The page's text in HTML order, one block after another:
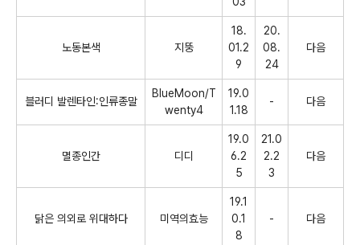
노동본색 지뚱
18.
01.2
9
20.
08.
24
다음
블러디 발렌타인:인류종말
BlueMoon/T
wenty4
19.0
1.18
- 다음
멸종인간 디디
19.0
6.2
5
21.0
2.2
3
다음
닭은 의외로 위대하다 미역의효능
19.1
0.1
8
- 다음